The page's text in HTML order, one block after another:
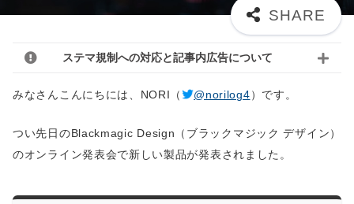
ステマ規制への対応と記事内広告について
みなさんこんにちには、NORI（ @norilog4）です。
つい先日のBlackmagic Design（ブラックマジック デザイン）
のオンライン発表会で新しい製品が発表されました。